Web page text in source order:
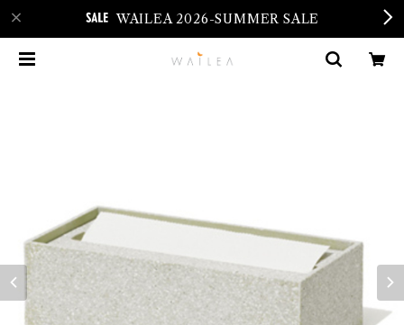
WAILEA 2026-SUMMER SALE